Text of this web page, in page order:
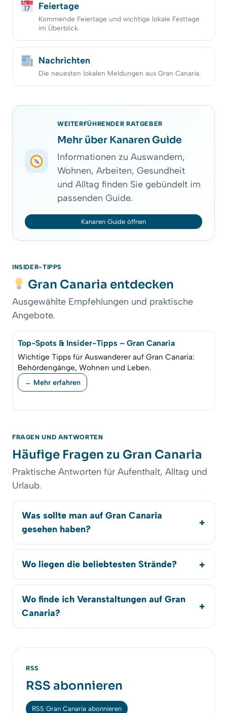
Feiertage
Kommende Feiertage und wichtige lokale Festtage
im Überblick.
Nachrichten
Die neuesten lokalen Meldungen aus Gran Canaria.
WEITERFÜHRENDER RATGEBER
Mehr über Kanaren Guide
Informationen zu Auswandern,
Wohnen, Arbeiten, Gesundheit
und Alltag finden Sie gebündelt im
passenden Guide.
Kanaren Guide öffnen
INSIDER-TIPPS
Gran Canaria entdecken
Ausgewählte Empfehlungen und praktische
Angebote.
Top-Spots & Insider-Tipps – Gran Canaria
Wichtige Tipps für Auswanderer auf Gran Canaria:
Behördengänge, Wohnen und Leben.
→ Mehr erfahren
FRAGEN UND ANTWORTEN
Häufige Fragen zu Gran Canaria
Praktische Antworten für Aufenthalt, Alltag und
Urlaub.
Was sollte man auf Gran Canaria
gesehen haben?
Wo liegen die beliebtesten Strände?
Wo finde ich Veranstaltungen auf Gran
Canaria?
RSS
RSS abonnieren
RSS Gran Canaria abonnieren